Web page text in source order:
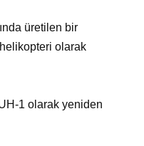
üretilen bir
olarak
1 olarak yeniden